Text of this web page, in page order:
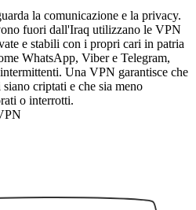
la comunicazione e la privacy.
fuori dall'Iraq utilizzano le VPN
e stabili con i propri cari in patria
WhatsApp, Viber e Telegram,
Una VPN garantisce che
criptati e che sia meno
o interrotti.